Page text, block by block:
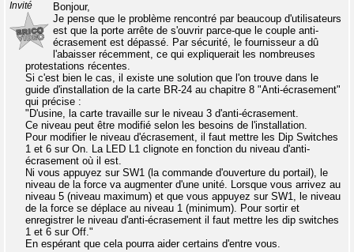
Invité
Bonjour,
Je pense que le problème rencontré par beaucoup d'utilisateurs
est que la porte arrête de s'ouvrir parce-que le couple anti-
écrasement est dépassé. Par sécurité, le fournisseur a dû
l'abaisser récemment, ce qui expliquerait les nombreuses
protestations récentes.
Si c'est bien le cas, il existe une solution que l'on trouve dans le
guide d'installation de la carte BR-24 au chapitre 8 "Anti-écrasement"
qui précise :
"D'usine, la carte travaille sur le niveau 3 d'anti-écrasement.
Ce niveau peut être modifié selon les besoins de l'installation.
Pour modifier le niveau d'écrasement, il faut mettre les Dip Switches
1 et 6 sur On. La LED L1 clignote en fonction du niveau d'anti-
écrasement où il est.
Ni vous appuyez sur SW1 (la commande d'ouverture du portail), le
niveau de la force va augmenter d'une unité. Lorsque vous arrivez au
niveau 5 (niveau maximum) et que vous appuyez sur SW1, le niveau
de la force se déplace au niveau 1 (minimum). Pour sortir et
enregistrer le niveau d'anti-écrasement il faut mettre les dip switches
1 et 6 sur Off."
En espérant que cela pourra aider certains d'entre vous.